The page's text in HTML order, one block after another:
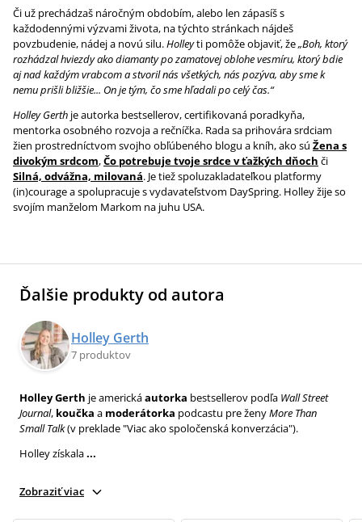
Či už prechádzaš náročným obdobím, alebo len zápasíš s
každodennými výzvami života, na týchto stránkach nájdeš
povzbudenie, nádej a novú silu.Holleyti pomôže objaviť, že„Boh, ktorý
rozhádzal hviezdy ako diamanty po zamatovej oblohe vesmíru, ktorý bdie
aj nad každým vrabcom a stvoril nás všetkých, nás pozýva, aby sme k
nemu prišli bližšie... On je tým, čo sme hľadali po celý čas.“
Holley Gerth je autorka bestsellerov, certifikovaná poradkyňa,
mentorka osobného rozvoja a rečníčka. Rada sa prihovára srdciam
žien prostredníctvom svojho obľúbeného blogu a kníh, ako sú Žena s
divokým srdcom,Čo potrebuje tvoje srdce v ťažkých dňoch či
Silná, odvážna, milovaná. Je tiež spoluzakladateľkou platformy
(in)courage a spolupracuje s vydavateľstvom DaySpring. Holley žije so
svojím manželom Markom na juhu USA.
Ďalšie produkty od autora
Holley Gerth
7 produktov
Holley Gerth je americkáautorka bestsellerov podľa Wall Street
Journal, koučka a moderátorka podcastu pre ženyMore Than
Small Talk(v preklade "Viac ako spoločenská konverzácia").
Holley získala...
Zobraziť viac